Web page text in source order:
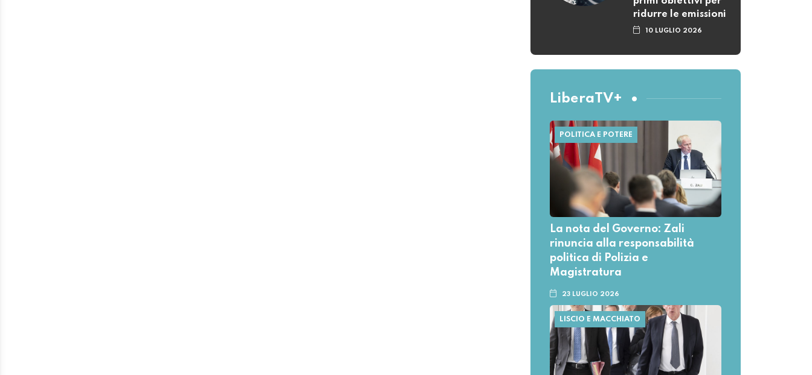
ridurre le emissioni
10 LUGLIO 2026
LiberaTV+
POLITICA E POTERE
La nota del Governo: Zali
rinuncia alla responsabilità
politica di Polizia e
Magistratura
23 LUGLIO 2026
LISCIO E MACCHIATO